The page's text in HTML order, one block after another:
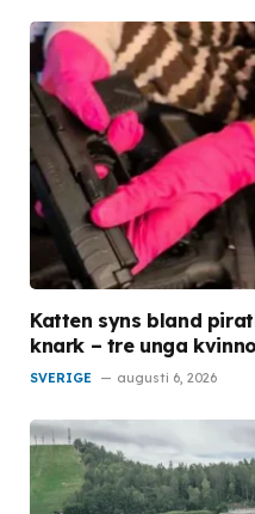
Katten syns bland
knark – tre unga
SVERIGE augusti 6, 2026